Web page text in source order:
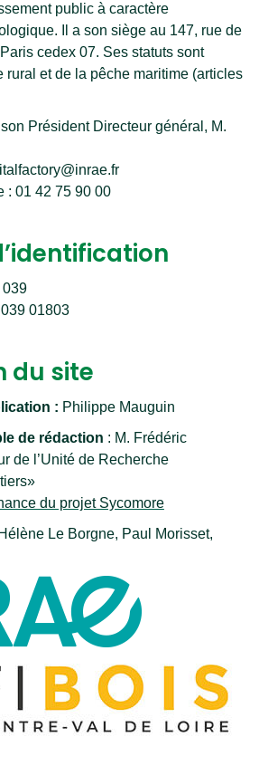
public à caractère
Il a son siège au 147, rue de
cedex 07. Ses statuts sont
rural et de la pêche maritime (articles
son Président Directeur général, M.
: 01 42 75 90 00
039
01803
du site
: Philippe Mauguin
de rédaction : M. Frédéric
de l’Unité de Recherche
du projet Sycomore
Le Borgne, Paul Morisset,